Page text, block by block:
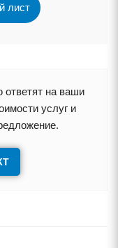
лист
на ваши
услуг и